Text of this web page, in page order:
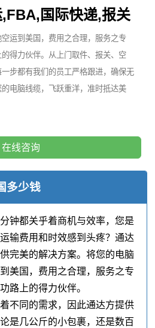
国际快递,报关
运到美国，费用之合理，服务之专
得力伙伴。从上门取件、报关、空
步都有我们的员工严格跟进，确保无
电脑线缆，飞跃重洋，准时抵达美
在线咨询
多少钱
钟都关乎着商机与效率，您是
输费用和时效感到头疼？通达
完美的解决方案。将您的电脑
美国，费用之合理，服务之专
路上的得力伙伴。
不同的需求，因此通达方提供
是几公斤的小包裹，还是数百